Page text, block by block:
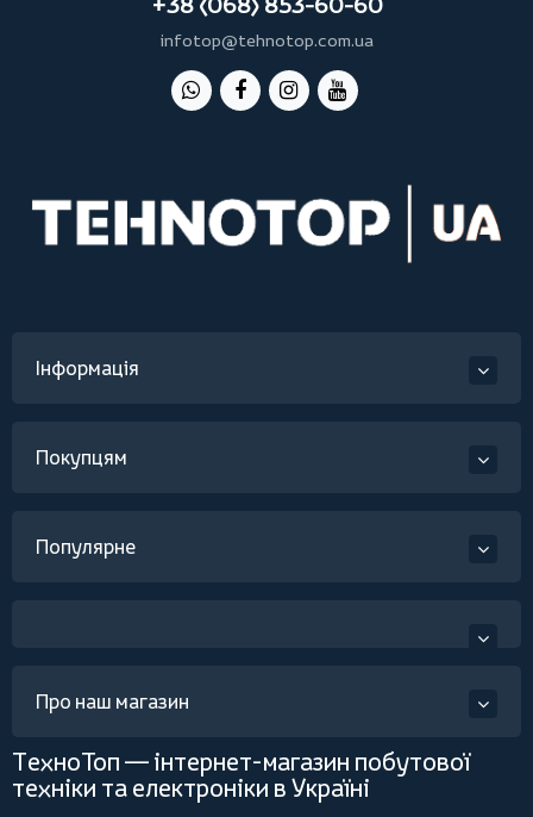
infotop@tehnotop.com.ua
Інформація
Покупцям
Популярне
Про наш магазин
ТехноТоп — інтернет-магазин побутової
техніки та електроніки в Україні